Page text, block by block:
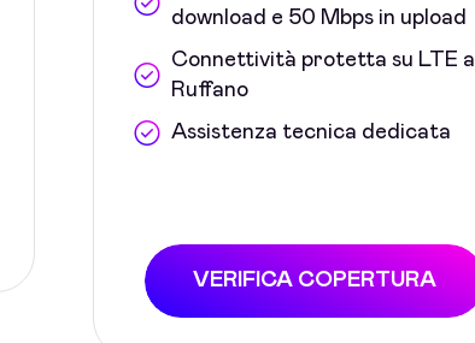
download e 50 Mbps in upload
Connettività protetta su LTE a
Ruffano
Assistenza tecnica dedicata
VERIFICA COPERTURA